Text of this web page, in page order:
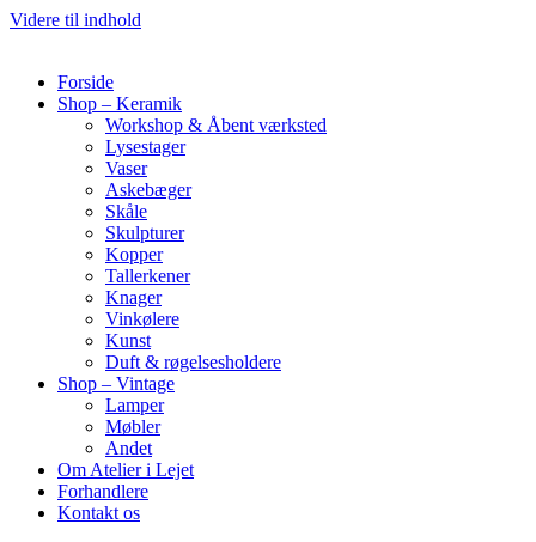
Videre til indhold
Forside
Shop – Keramik
Workshop & Åbent værksted
Lysestager
Vaser
Askebæger
Skåle
Skulpturer
Kopper
Tallerkener
Knager
Vinkølere
Kunst
Duft & røgelsesholdere
Shop – Vintage
Lamper
Møbler
Andet
Om Atelier i Lejet
Forhandlere
Kontakt os